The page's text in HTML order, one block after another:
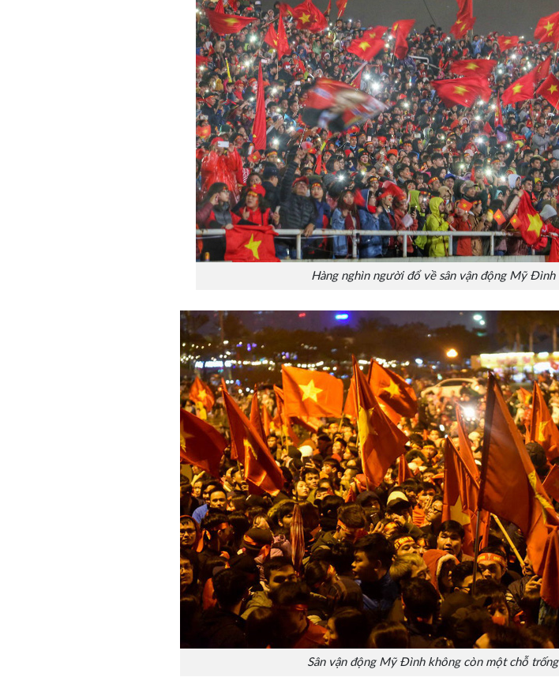
Hàng nghìn người đổ về sân vận động Mỹ Đình
Sân vận động Mỹ Đình không còn một chỗ trống